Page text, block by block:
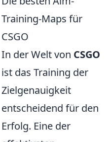
Training-Maps für
CSGO
In der Welt von CSGO
ist das Training der
Zielgenauigkeit
entscheidend für den
Erfolg. Eine der